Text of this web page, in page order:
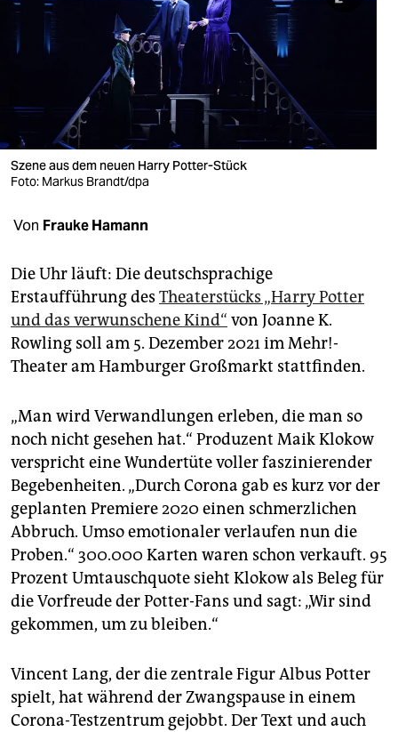
nord
wahrheit
verlag
veranstaltungen
fragen & hilfe
unterstützen
abo
genossenschaft
epaper login
Szene aus dem neuen Harry Potter-Stück
Foto: Markus Brandt/dpa
Von Frauke Hamann
Die Uhr läuft: Die deutschsprachige
Erstaufführung des Theaterstücks „Harry Potter
und das verwunschene Kind“ von Joanne K.
Rowling soll am 5. Dezember 2021 im Mehr!-
Theater am Hamburger Großmarkt stattfinden.
„Man wird Verwandlungen erleben, die man so
noch nicht gesehen hat.“ Produzent Maik Klokow
verspricht eine Wundertüte voller faszinierender
Begebenheiten. „Durch Corona gab es kurz vor der
geplanten Premiere 2020 einen schmerzlichen
Abbruch. Umso emotionaler verlaufen nun die
Proben.“ 300.000 Karten waren schon verkauft. 95
Prozent Umtauschquote sieht Klokow als Beleg für
die Vorfreude der Potter-Fans und sagt: „Wir sind
gekommen, um zu bleiben.“
Vincent Lang, der die zentrale Figur Albus Potter
spielt, hat während der Zwangspause in einem
Corona-Testzentrum gejobbt. Der Text und auch